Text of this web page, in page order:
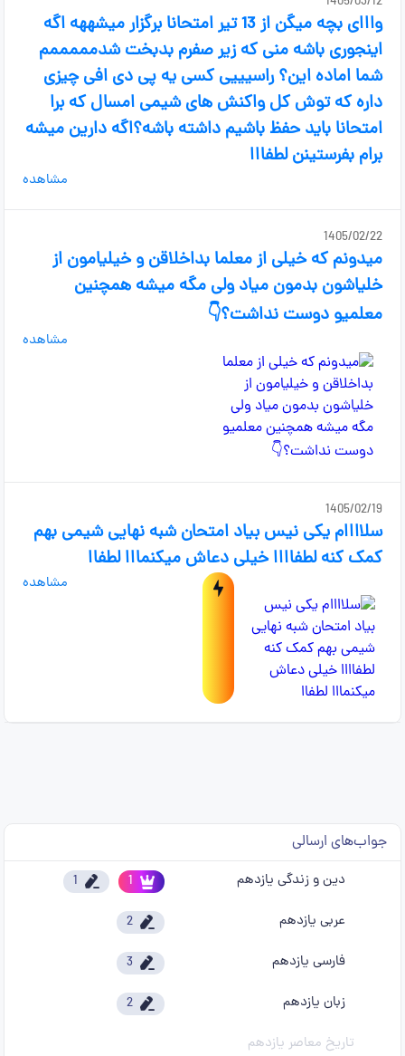
وااای بچه میگن از 13 تیر امتحانا برگزار میشههه اگه
اینجوری باشه منی که زیر صفرم بدبخت شدمممممم
شما اماده این؟ راسیییی کسی یه پی دی افی چیزی
داره که توش کل واکنش های شیمی امسال که برا
امتحانا باید حفظ باشیم داشته باشه؟اگه دارین میشه
برام بفرستینن لطفااا
مشاهده
1405/02/22
میدونم که خیلی از معلما بداخلاقن و خیلیامون از
خلیاشون بدمون میاد ولی مگه میشه همچنین
معلمیو دوست نداشت؟👇
مشاهده
1405/02/19
سلاااام یکی نیس بیاد امتحان شبه نهایی شیمی بهم
کمک کنه لطفاااا خیلی دعاش میکنمااا لطفاا
مشاهده
جواب‌های ارسالی
دین و زندگی یازدهم 1
1
عربی یازدهم 2
فارسی یازدهم 3
زبان یازدهم 2
تاریخ معاصر یازدهم